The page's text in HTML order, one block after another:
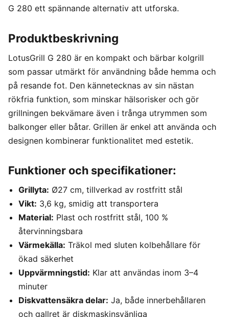
G 280 ett spännande alternativ att utforska.
Produktbeskrivning
LotusGrill G 280 är en kompakt och bärbar kolgrill
som passar utmärkt för användning både hemma och
på resande fot. Den kännetecknas av sin nästan
rökfria funktion, som minskar hälsorisker och gör
grillningen bekvämare även i trånga utrymmen som
balkonger eller båtar. Grillen är enkel att använda och
designen kombinerar funktionalitet med estetik.
Funktioner och specifikationer:
Grillyta: Ø27 cm, tillverkad av rostfritt stål
Vikt: 3,6 kg, smidig att transportera
Material: Plast och rostfritt stål, 100 %
återvinningsbara
Värmekälla: Träkol med sluten kolbehållare för
ökad säkerhet
Uppvärmningstid: Klar att användas inom 3–4
minuter
Diskvattensäkra delar: Ja, både innerbehållaren
och gallret är diskmaskinsvänliga